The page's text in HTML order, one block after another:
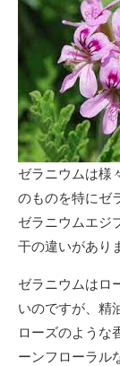
ゼラニウムは様
のものを特にゼ
ゼラニウムエジ
干の違いがあり
ゼラニウムはロ
いのですが、精
ローズのような
ーンフローラル